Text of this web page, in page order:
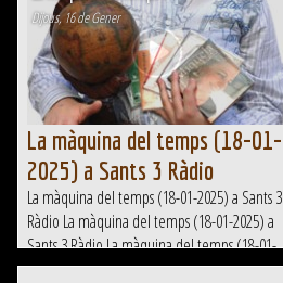
Dijous, 16 de Gener
La màquina del temps (18-01-
2025) a Sants 3 Ràdio
La màquina del temps (18-01-2025) a Sants 3
Ràdio La màquina del temps (18-01-2025) a
Sants 3 Ràdio La màquina del temps (18-01-
2025) a Sants 3 Ràdio La màquina del temps